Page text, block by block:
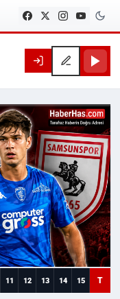
Son
11 12 13 14 15 T